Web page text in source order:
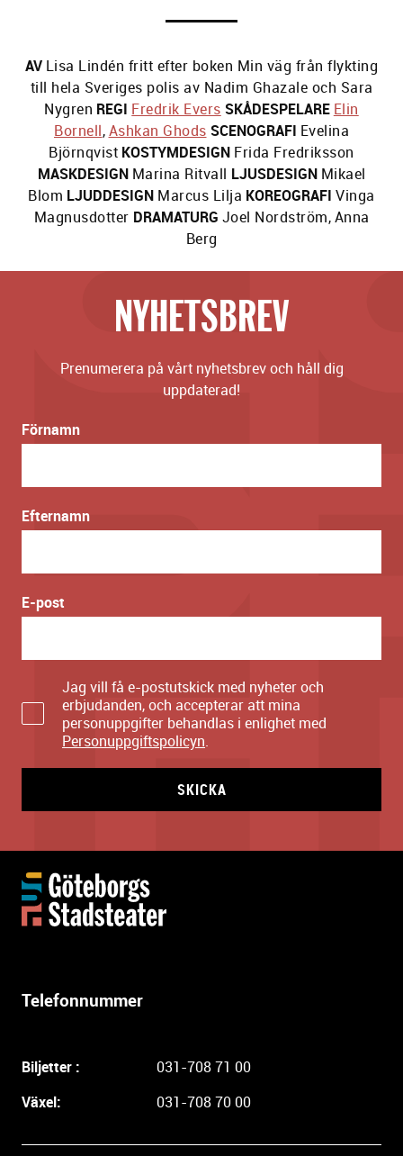
AV Lisa Lindén fritt efter boken Min väg från flykting
till hela Sveriges polis av Nadim Ghazale och Sara
Nygren REGI Fredrik Evers SKÅDESPELARE Elin
Bornell,Ashkan Ghods SCENOGRAFI Evelina
Björnqvist KOSTYMDESIGN Frida Fredriksson
MASKDESIGN Marina Ritvall LJUSDESIGN Mikael
Blom LJUDDESIGN Marcus Lilja KOREOGRAFI Vinga
Magnusdotter DRAMATURG Joel Nordström,Anna
Berg
NYHETSBREV
Prenumerera på vårt nyhetsbrev och håll dig
uppdaterad!
Förnamn
Efternamn
E-post
Jag vill få e-postutskick med nyheter och
erbjudanden, och accepterar att mina
personuppgifter behandlas i enlighet med
Personuppgiftspolicyn.
SKICKA
Telefonnummer
Biljetter :
031-708 71 00
Växel:
031-708 70 00